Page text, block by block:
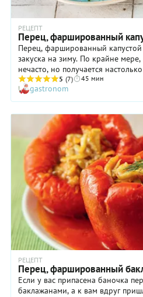
РЕЦЕПТ
Перец, фаршированный
Перец, фаршированный
закуска на зиму. По крайне мере,
нечасто, но получается
настоятельно рекомендуем
пошаговому рецепту. Перец,
имеет яркий пряный вкус и
Достигается это, во-первых, за
которой входит не только
чесноком. Во-вторых,
кориандром и семенами
большого опыта в домашних
вас непременно всё получится.
5 (7) 45 мин
gastronom
РЕЦЕПТ
Перец, фаршированный
Если у вас припасена баночка
баклажанами, а к вам вдруг